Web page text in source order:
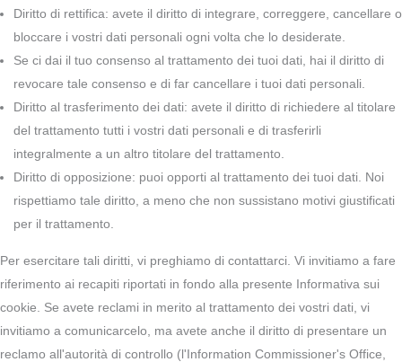
Diritto di rettifica: avete il diritto di integrare, correggere, cancellare o
bloccare i vostri dati personali ogni volta che lo desiderate.
Se ci dai il tuo consenso al trattamento dei tuoi dati, hai il diritto di
revocare tale consenso e di far cancellare i tuoi dati personali.
Diritto al trasferimento dei dati: avete il diritto di richiedere al titolare
del trattamento tutti i vostri dati personali e di trasferirli
integralmente a un altro titolare del trattamento.
Diritto di opposizione: puoi opporti al trattamento dei tuoi dati. Noi
rispettiamo tale diritto, a meno che non sussistano motivi giustificati
per il trattamento.
Per esercitare tali diritti, vi preghiamo di contattarci. Vi invitiamo a fare
riferimento ai recapiti riportati in fondo alla presente Informativa sui
cookie. Se avete reclami in merito al trattamento dei vostri dati, vi
invitiamo a comunicarcelo, ma avete anche il diritto di presentare un
reclamo all'autorità di controllo (l'Information Commissioner's Office,